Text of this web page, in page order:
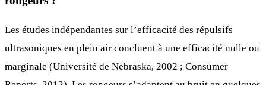
Les études indépendantes sur l’efficacité des répulsifs
ultrasoniques en plein air concluent à une efficacité nulle ou
marginale (Université de Nebraska, 2002 ; Consumer